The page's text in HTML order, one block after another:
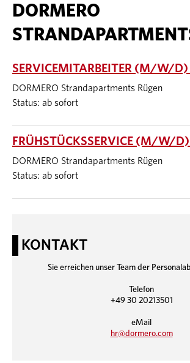
DORMERO
SERVICEMITARBEITER (M/W/D)
DORMERO Strandapartments Rügen
Status: ab sofort
FRÜHSTÜCKSSERVICE (M/W/D)
DORMERO Strandapartments Rügen
Status: ab sofort
KONTAKT
Sie erreichen unser Team der
Telefon
+49 30 20213501
eMail
hr@dormero.com